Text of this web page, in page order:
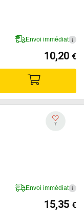
Envoi immédiat i
10,20 €
7
Envoi immédiat i
15,35 €